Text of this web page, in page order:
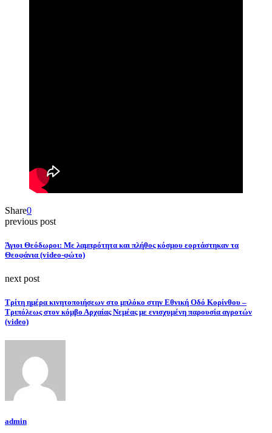
Share0
previous post
Άγιοι Θεόδωροι: Με λαμπρότητα και πλήθος κόσμου εορτάστηκαν τα
Θεοφάνια (video-φώτο)
next post
Τρίτη ημέρα κινητοποιήσεων στο μπλόκο στην Εθνική Οδό Κορίνθου –
Τριπόλεως στον κόμβο Αρχαίας Νεμέας με ενισχυμένη παρουσία αγροτών
(video)
admin